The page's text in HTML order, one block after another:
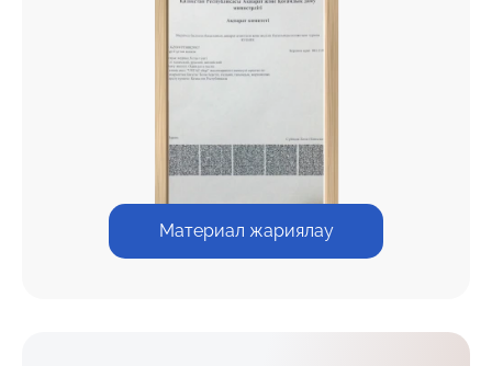
Материал жариялау